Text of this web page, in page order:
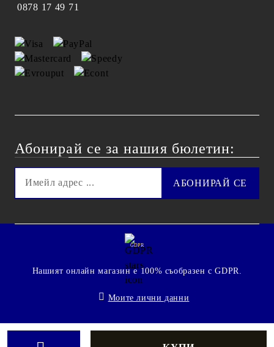
0878 17 49 71
Абонирай се за нашия бюлетин:
GDPR
Нашият онлайн магазин е 100% съобразен с GDPR.
Моите лични данни